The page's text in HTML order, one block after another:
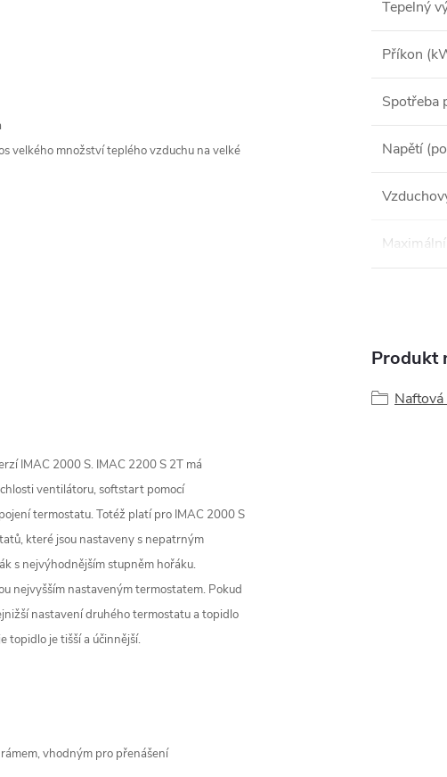
velkého množství teplého vzduchu na velké
IMAC 2000 S. IMAC 2200 S 2T má
ventilátoru, softstart pomocí
termostatu. Totéž platí pro IMAC 2000 S
které jsou nastaveny s nepatrným
s nejvýhodnějším stupněm hořáku.
nejvyšším nastaveným termostatem. Pokud
nastavení druhého termostatu a topidlo
topidlo je tišší a účinnější.
vhodným pro přenášení
Tepelný
Příkon
Spotřeba
Napětí
Produkt